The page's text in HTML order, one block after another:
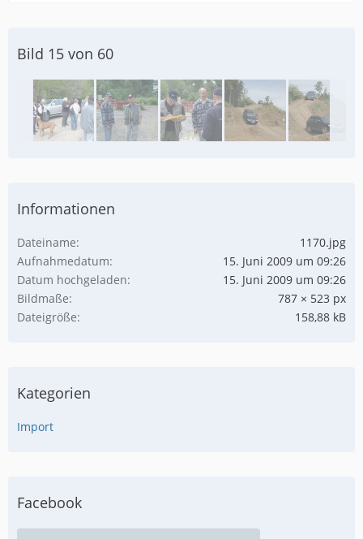
Bild 15 von 60
Informationen
Dateiname
1170.jpg
Aufnahmedatum
15. Juni 2009 um 09:26
Datum hochgeladen
15. Juni 2009 um 09:26
Bildmaße
787 × 523 px
Dateigröße
158,88 kB
Kategorien
Import
Facebook